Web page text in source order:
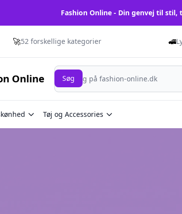
Fashion Online - Din genvej til
🚀52 forskellige kategorier 🚅
Online
Søg
Søg
Tøj og Accessories